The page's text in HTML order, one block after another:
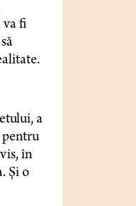
va fi
a
pentru
în
Și o